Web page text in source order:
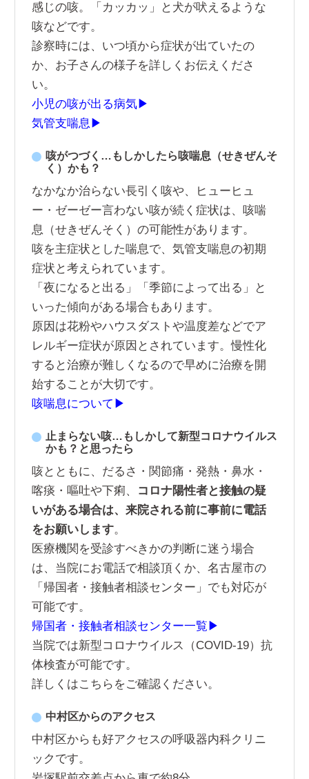
感じの咳。「カッカッ」と犬が吠えるような
咳などです。
診察時には、いつ頃から症状が出ていたの
か、お子さんの様子を詳しくお伝えくださ
い。
小児の咳が出る病気▶
気管支喘息▶
咳がつづく…もしかしたら咳喘息（せきぜんそ
く）かも？
なかなか治らない長引く咳や、ヒューヒュ
ー・ゼーゼー言わない咳が続く症状は、咳喘
息（せきぜんそく）の可能性があります。
咳を主症状とした喘息で、気管支喘息の初期
症状と考えられています。
「夜になると出る」「季節によって出る」と
いった傾向がある場合もあります。
原因は花粉やハウスダストや温度差などでア
レルギー症状が原因とされています。慢性化
すると治療が難しくなるので早めに治療を開
始することが大切です。
咳喘息について▶
止まらない咳…もしかして新型コロナウイルス
かも？と思ったら
咳とともに、だるさ・関節痛・発熱・鼻水・
喀痰・嘔吐や下痢、
コロナ陽性者と接触の疑
いがある場合は、来院される前に事前に電話
をお願いします。
医療機関を受診すべきかの判断に迷う場合
は、当院にお電話で相談頂くか、名古屋市の
「帰国者・接触者相談センター」でも対応が
可能です。
帰国者・接触者相談センター一覧▶
当院では新型コロナウイルス（COVID-19）抗
体検査が可能です。
詳しくはこちら をご確認ください。
中村区からのアクセス
中村区からも好アクセスの呼吸器内科クリニ
ックです。